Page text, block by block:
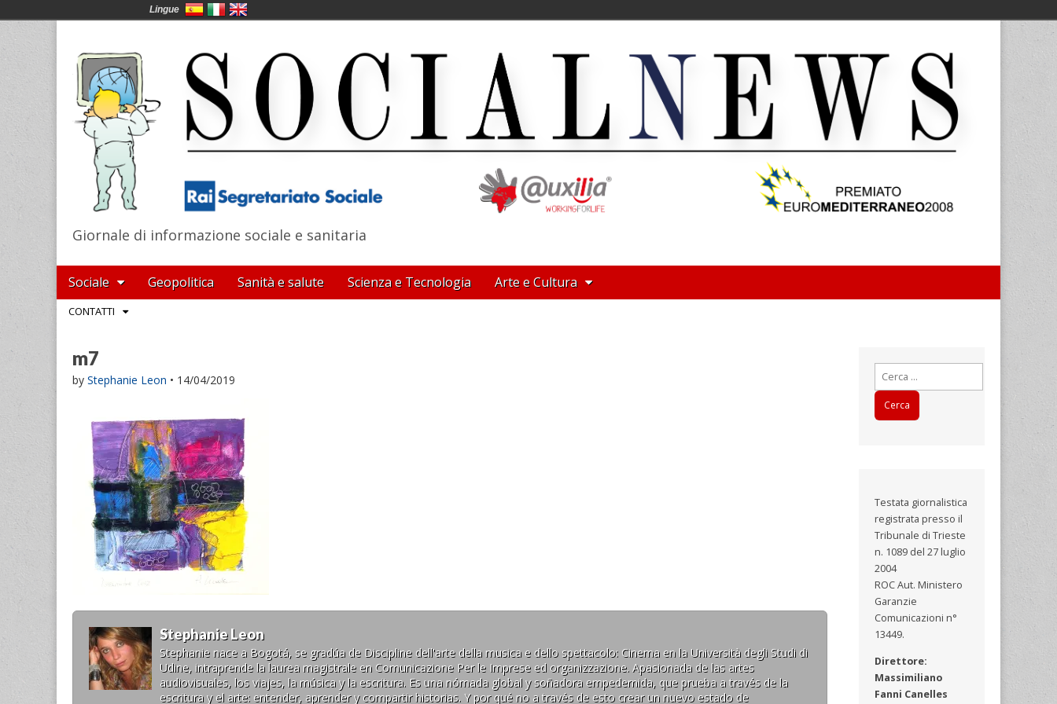
SocialNews
Giornale di informazione sociale e sanitaria
Main
menu
Skip
to
content
Sociale Geopolitica Sanità e salute Scienza e Tecnologia Arte e Cultura
SubCONTATTI
m7
by Stephanie Leon • 14/04/2019
Stephanie Leon
Stephanie nace a Bogotá, se gradúa de Discipline dell'arte della musica e dello spettacolo: Cinema en la Università degli Studi di
Udine, intraprende la laurea magistrale en Comunicazione Per le Imprese ed organizzazione. Apasionada de las artes
audiovisuales, los viajes, la música y la escritura. Es una nómada global y soñadora empedernida, que prueba a través de la
escritura y el arte: entender, aprender y compartir historias. Y por qué no a través de esto crear un nuevo estado de
Ricerca
per:
Testata giornalistica
registrata presso il
Tribunale di Trieste
n. 1089 del 27 luglio
2004
ROC Aut. Ministero
Garanzie
Comunicazioni n°
13449.
Direttore:
Massimiliano
Fanni Canelles
Lingue